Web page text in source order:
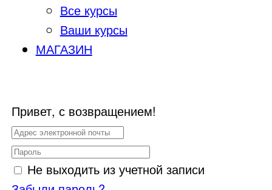
Все курсы
Ваши курсы
МАГАЗИН
Привет, с возвращением!
Не выходить из учетной записи